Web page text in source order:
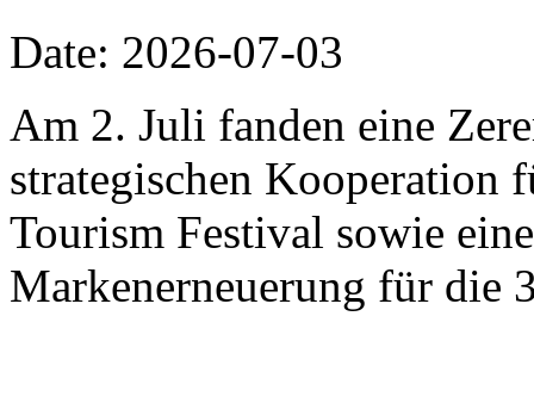
Date: 2026-07-03
Am 2. Juli fanden eine
strategischen Kooperation
Tourism Festival sowie
Markenerneuerung für die